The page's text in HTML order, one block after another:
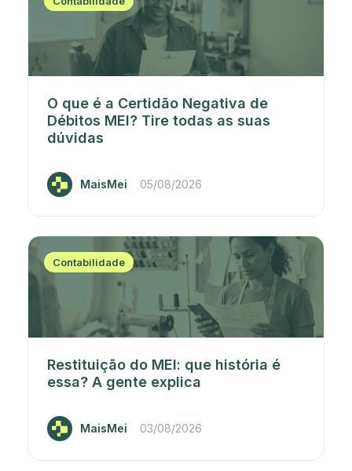
O que é a Certidão Negativa de
Débitos MEI? Tire todas as suas
dúvidas
MaisMei 05/08/2026
Contabilidade
Restituição do MEI: que história é
essa? A gente explica
MaisMei 03/08/2026